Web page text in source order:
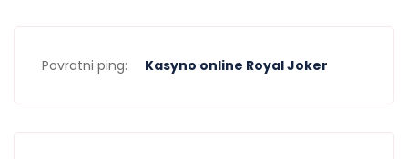
Povratni ping: Kasyno online Royal Joker